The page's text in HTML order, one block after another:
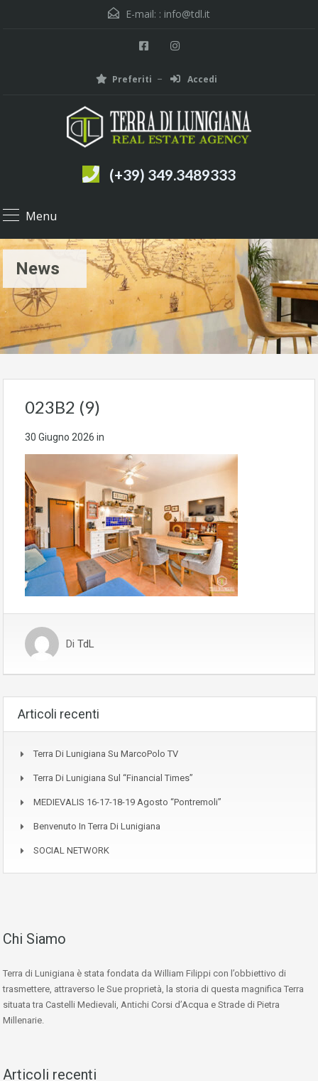
E-mail: : info@tdl.it
Preferiti Accedi
(+39) 349.3489333
Menu
News
023B2 (9)
30 Giugno 2026 in
Di TdL
Articoli recenti
Terra Di Lunigiana Su MarcoPolo TV
Terra Di Lunigiana Sul “Financial Times”
MEDIEVALIS 16-17-18-19 Agosto “Pontremoli”
Benvenuto In Terra Di Lunigiana
SOCIAL NETWORK
Chi Siamo
Terra di Lunigiana è stata fondata da William Filippi con l’obbiettivo di
trasmettere, attraverso le Sue proprietà, la storia di questa magnifica Terra
situata tra Castelli Medievali, Antichi Corsi d’Acqua e Strade di Pietra
Millenarie.
Articoli recenti